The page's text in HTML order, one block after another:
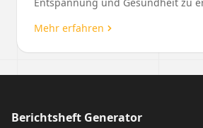
Mehr erfahren
Berichtsheft Generator